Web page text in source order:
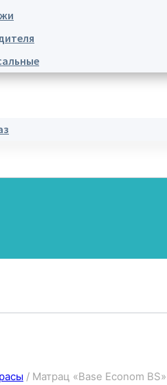
/ Матрац «Base Econom BS»